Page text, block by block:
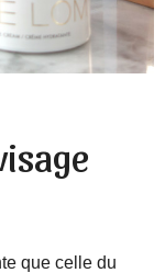
que celle du